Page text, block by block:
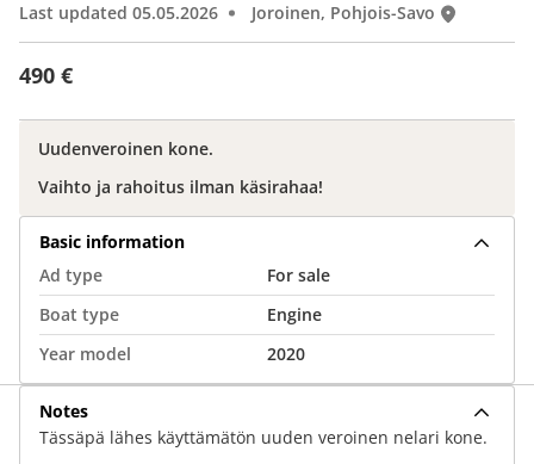
490 €
Last updated 05.05.2026 Joroinen, Pohjois-Savo
Uudenveroinen kone.
Vaihto ja rahoitus ilman käsirahaa!
Basic information
Ad type
For sale
Boat type
Engine
Year model
2020
Notes
Tässäpä lähes käyttämätön uuden veroinen nelari kone.